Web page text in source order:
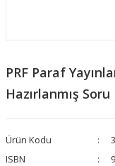
PRF Paraf
Hazırlanmış
Ürün Kodu
ISBN